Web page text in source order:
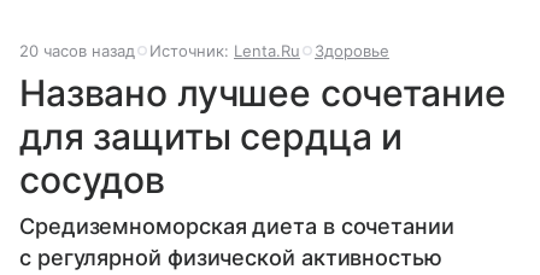
20 часов назад Источник: Lenta.Ru Здоровье
Названо лучшее сочетание
для защиты сердца и
сосудов
Средиземноморская диета в сочетании
с регулярной физической активностью